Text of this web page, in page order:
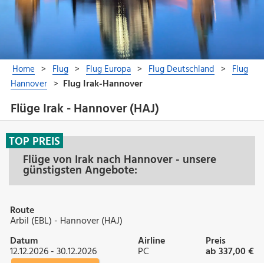
Flüge Irak - Hannover (HAJ)
Flüge von Irak nach Hannover - unsere
günstigsten Angebote:
TOP PREIS
Route
Arbil (EBL) - Hannover (HAJ)
Datum
12.12.2026 - 30.12.2026
Airline
PC
Preis
ab 337,00 €